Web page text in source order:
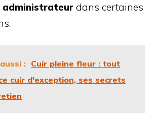
administrateur dans certaines
: Cuir pleine fleur : tout
cuir d'exception, ses secrets